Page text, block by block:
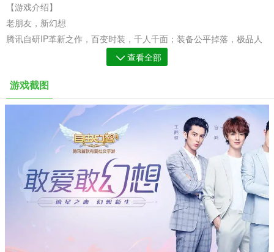
【游戏介绍】
老朋友，新幻想
腾讯自研IP革新之作，百变时装，千人千面；装备公平掉落，极品人
人可得；免费送月卡，元宝天天领，相约龙城，一起掌上重游唯美幻
【游戏特色】
1.【有爱社交，欢声笑语结伴同行】
独创跨级无歧视组队，智能推荐靠谱队长和强力队友，一起欢声笑语
刷boss！多套社交动作社交随心切换，个性定制你的幻想空间，互赞
互访轻松交友。极具仪式感的游戏婚礼，测八字、接新娘、婚车游
街⋯⋯完美还原传统婚仪，给你最难忘的浪漫婚礼！
上百套时装，可爱Q萌，梦幻童话⋯⋯风格多变，可御可萌。周周
送，月月送，时装轻松换不停!定期举办时装设计大赛， 焕彩华裳由你
查看全部
游戏截图